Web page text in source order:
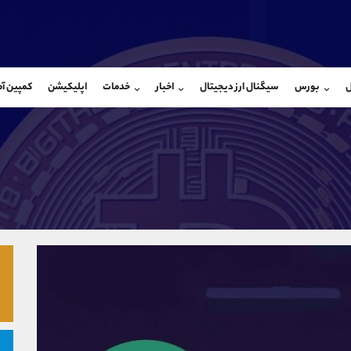
بورس سیگنال ارز دیجیتال اخبار خدمات اپلیکیشن کمپین
شروع گفتگو
@Armteam_admin_103
103
واتساپ شروع
تلگرام
داخلی